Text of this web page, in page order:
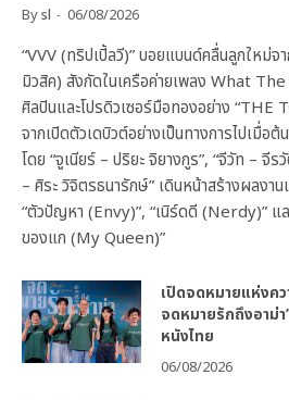
Bysl 06/08/2026
“VVV (ทริปเปิ้ลวี)” บอยแบนด์คลื่นลูกใหม่
มิวสิค) สังกัดในเครือค่ายเพลง What
ศิลปินและโปรดิวเซอร์มือทองอย่าง “THE
จากเปิดตัวเดบิวต์อย่างเป็นทางการไปเมื่อ
โดย “จูเนียร์ – ปริยะ จิยางกูร”, “จีวัท – จี
– ศิระ วิจิตรธนารักษ์” เดินหน้าสร้างผลงา
“ตัวปัญหา (Envy)”, “เนิร์ดดี (Nerdy)” แล
ของแก (My Queen)”
เปิดจดหมายแห่งค
จดหมายรักถึงอาม่
หนังไทย
06/08/2026